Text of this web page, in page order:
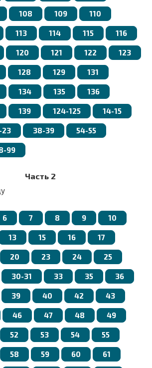
108 109 110
113 114 115 116
120 121 122 123
128 129 131
134 135 136
139 124-125 14-15
23 38-39 54-55
99
Часть 2
6 7 8 9 10
13 15 16 17
20 23 24 25
30-31 33 35 36
39 40 42 43
46 47 48 49
52 53 54 55
58 59 60 61